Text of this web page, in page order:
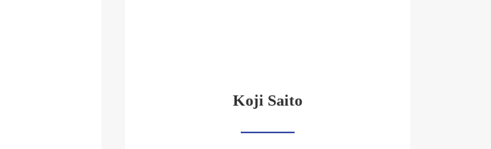
Koji Saito